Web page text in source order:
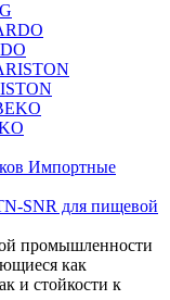
Импортные
SNR для пищевой
промышленности
как
и стойкости к